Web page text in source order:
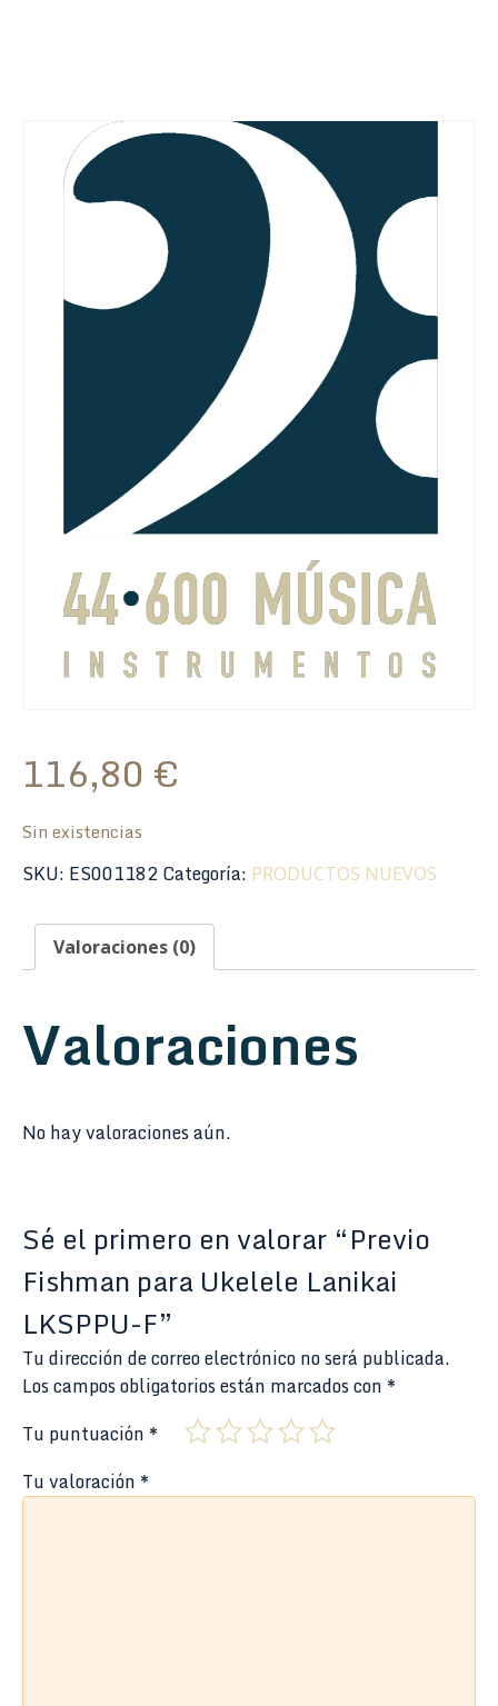
116,80 €
Sin existencias
SKU: ES001182Categoría: PRODUCTOS NUEVOS
Valoraciones (0)
Valoraciones
No hay valoraciones aún.
Sé el primero en valorar “Previo
Fishman para Ukelele Lanikai
LKSPPU-F”
Tu dirección de correo electrónico no será publicada.
Los campos obligatorios están marcados con *
Tu puntuación *
Tu valoración *